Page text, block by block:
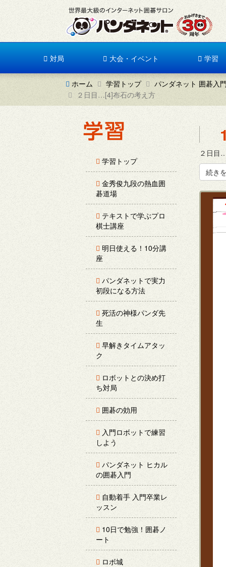
対局 大会・イベント 学習
ホーム 学習トップ
パンダネット 囲碁入
２日目…[4]布石の考え方
学習トップ
金秀俊九段の熱血囲
碁道場
テキストで学ぶプロ
棋士講座
明日使える！10分講
座
パンダネットで実力
初段になる方法
死活の神様パンダ先
生
早解きタイムアタッ
ク
ロボットとの決め打
ち対局
囲碁の効用
入門ロボットで練習
しよう
パンダネット ヒカル
の囲碁入門
自動着手 入門卒業レ
ッスン
10日で勉強！囲碁ノ
ート
ロボ城
２日目
続き